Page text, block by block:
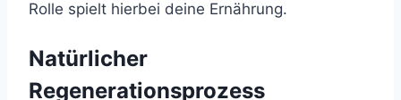
Rolle spielt hierbei deine Ernährung.
Natürlicher
Regenerationsprozess